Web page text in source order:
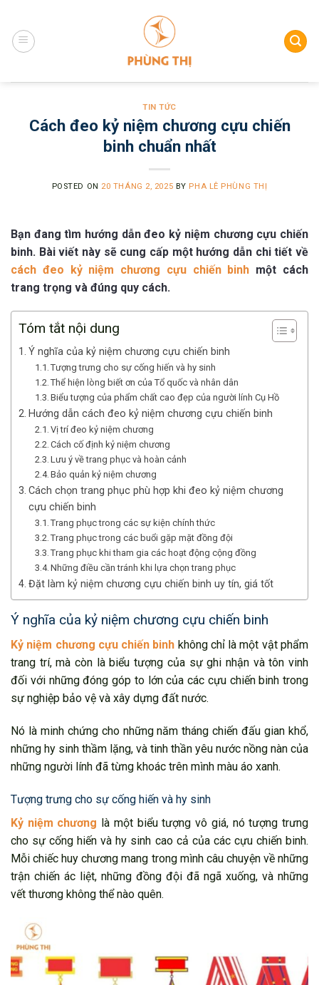
content
TIN TỨC
Cách đeo kỷ niệm chương cựu chiến
binh chuẩn nhất
POSTED ON 20 THÁNG 2, 2025 BY PHA LÊ PHÙNG THỊ
Bạn đang tìm hướng dẫn đeo kỷ niệm chương cựu chiến
binh. Bài viết này sẽ cung cấp một hướng dẫn chi tiết về
cách đeo kỷ niệm chương cựu chiến binh một cách
trang trọng và đúng quy cách.
Tóm tắt nội dung
Ý nghĩa của kỷ niệm chương cựu chiến binh
Tượng trưng cho sự cống hiến và hy sinh
Thể hiện lòng biết ơn của Tổ quốc và nhân dân
Biểu tượng của phẩm chất cao đẹp của người lính Cụ Hồ
Hướng dẫn cách đeo kỷ niệm chương cựu chiến binh
Vị trí đeo kỷ niệm chương
Cách cố định kỷ niệm chương
Lưu ý về trang phục và hoàn cảnh
Bảo quản kỷ niệm chương
Cách chọn trang phục phù hợp khi đeo kỷ niệm chương
cựu chiến binh
Trang phục trong các sự kiện chính thức
Trang phục trong các buổi gặp mặt đồng đội
Trang phục khi tham gia các hoạt động cộng đồng
Những điều cần tránh khi lựa chọn trang phục
Đặt làm kỷ niệm chương cựu chiến binh uy tín, giá tốt
Ý nghĩa của kỷ niệm chương cựu chiến binh
Kỷ niệm chương cựu chiến binh không chỉ là một vật phẩm
trang trí, mà còn là biểu tượng của sự ghi nhận và tôn vinh
đối với những đóng góp to lớn của các cựu chiến binh trong
sự nghiệp bảo vệ và xây dựng đất nước.
Nó là minh chứng cho những năm tháng chiến đấu gian khổ,
những hy sinh thầm lặng, và tinh thần yêu nước nồng nàn của
những người lính đã từng khoác trên mình màu áo xanh.
Tượng trưng cho sự cống hiến và hy sinh
Kỷ niệm chương là một biểu tượng vô giá, nó tượng trưng
cho sự cống hiến và hy sinh cao cả của các cựu chiến binh.
Mỗi chiếc huy chương mang trong mình câu chuyện về những
trận chiến ác liệt, những đồng đội đã ngã xuống, và những
vết thương không thể nào quên.